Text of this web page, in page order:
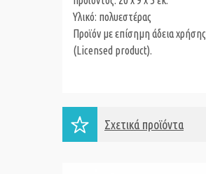
Υλικό: πολυεστέρας
Προϊόν με επίσημη άδεια χρήσης
(Licensed product).
Σχετικά προϊόντα